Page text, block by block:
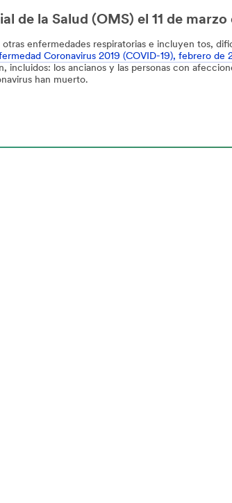
de la Salud (OMS) el 11 de
enfermedades respiratorias e incluyen tos,
Coronavirus 2019 (COVID-19), febrero de
incluidos: los ancianos y las personas con
han muerto.